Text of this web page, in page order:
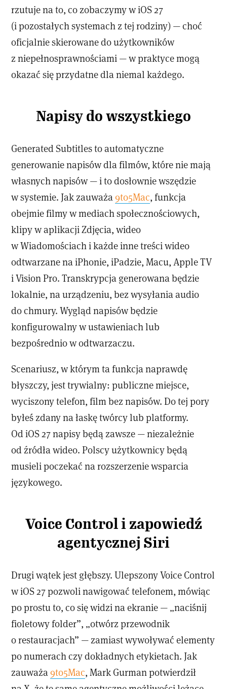
rzutuje na to, co zobaczymy w iOS 27
(i pozostałych systemach z tej rodziny) — choć
oficjalnie skierowane do użytkowników
z niepełnosprawnościami — w praktyce mogą
okazać się przydatne dla niemal każdego.
Napisy do wszystkiego
Generated Subtitles to automatyczne
generowanie napisów dla filmów, które nie mają
własnych napisów — i to dosłownie wszędzie
w systemie. Jak zauważa9to5Mac, funkcja
obejmie filmy w mediach społecznościowych,
klipy w aplikacji Zdjęcia, wideo
w Wiadomościach i każde inne treści wideo
odtwarzane na iPhonie, iPadzie, Macu, Apple TV
i Vision Pro. Transkrypcja generowana będzie
lokalnie, na urządzeniu, bez wysyłania audio
do chmury. Wygląd napisów będzie
konfigurowalny w ustawieniach lub
bezpośrednio w odtwarzaczu.
Scenariusz, w którym ta funkcja naprawdę
błyszczy, jest trywialny: publiczne miejsce,
wyciszony telefon, film bez napisów. Do tej pory
byłeś zdany na łaskę twórcy lub platformy.
Od iOS 27 napisy będą zawsze — niezależnie
od źródła wideo. Polscy użytkownicy będą
musieli poczekać na rozszerzenie wsparcia
językowego.
Voice Control i zapowiedź
agentycznej Siri
Drugi wątek jest głębszy. Ulepszony Voice Control
w iOS 27 pozwoli nawigować telefonem, mówiąc
po prostu to, co się widzi na ekranie — „naciśnij
fioletowy folder”, „otwórz przewodnik
o restauracjach” — zamiast wywoływać elementy
po numerach czy dokładnych etykietach. Jak
zauważa9to5Mac, Mark Gurman potwierdził